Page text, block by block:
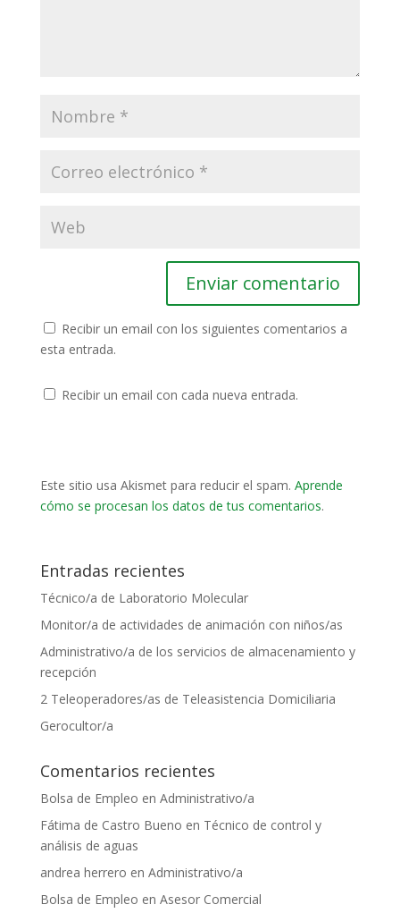
Recibir un email con los siguientes comentarios a
esta entrada.
Recibir un email con cada nueva entrada.
Este sitio usa Akismet para reducir el spam. Aprende
cómo se procesan los datos de tus comentarios.
Entradas recientes
Técnico/a de Laboratorio Molecular
Monitor/a de actividades de animación con niños/as
Administrativo/a de los servicios de almacenamiento y
recepción
2 Teleoperadores/as de Teleasistencia Domiciliaria
Gerocultor/a
Comentarios recientes
Bolsa de Empleo en Administrativo/a
Fátima de Castro Bueno en Técnico de control y
análisis de aguas
andrea herrero en Administrativo/a
Bolsa de Empleo en Asesor Comercial